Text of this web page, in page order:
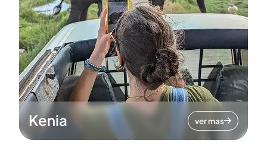
Kenia ver mas